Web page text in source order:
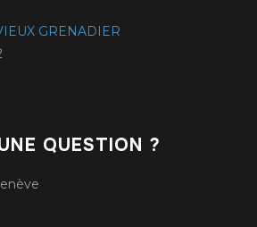
GRENADIER
QUESTION ?